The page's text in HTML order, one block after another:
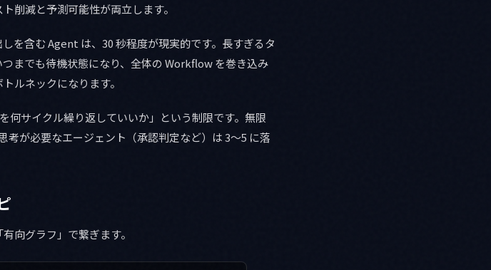
削減と予測可能性が両立します。
を含む Agent は、30 秒程度が現実的です。長すぎるタ
までも待機状態になり、全体の Workflow を巻き込み
ルネックになります。
何サイクル繰り返していいか」という制限です。無限
考が必要なエージェント（承認判定など）は 3〜5 に落
向グラフ」で繋ぎます。